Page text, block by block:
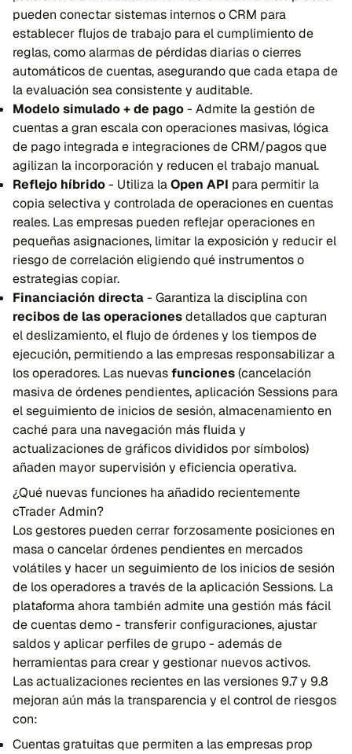
pueden conectar sistemas internos o CRM para
establecer flujos de trabajo para el cumplimiento de
reglas, como alarmas de pérdidas diarias o cierres
automáticos de cuentas, asegurando que cada etapa de
la evaluación sea consistente y auditable.
Modelo simulado + de pago- Admite la gestión de
cuentas a gran escala con operaciones masivas, lógica
de pago integrada e integraciones de CRM/pagos que
agilizan la incorporación y reducen el trabajo manual.
Reflejo híbrido- Utiliza laOpen API para permitir la
copia selectiva y controlada de operaciones en cuentas
reales. Las empresas pueden reflejar operaciones en
pequeñas asignaciones, limitar la exposición y reducir el
riesgo de correlación eligiendo qué instrumentos o
estrategias copiar.
Financiación directa- Garantiza la disciplina con
recibos de las operacionesdetallados que capturan
el deslizamiento, el flujo de órdenes y los tiempos de
ejecución, permitiendo a las empresas responsabilizar a
los operadores. Las nuevasfunciones(cancelación
masiva de órdenes pendientes, aplicación Sessions para
el seguimiento de inicios de sesión, almacenamiento en
caché para una navegación más fluida y
actualizaciones de gráficos divididos por símbolos)
añaden mayor supervisión y eficiencia operativa.
¿Qué nuevas funciones ha añadido recientemente
cTrader Admin?
Los gestores pueden cerrar forzosamente posiciones en
masa o cancelar órdenes pendientes en mercados
volátiles y hacer un seguimiento de los inicios de sesión
de los operadores a través de la aplicación Sessions. La
plataforma ahora también admite una gestión más fácil
de cuentas demo - transferir configuraciones, ajustar
saldos y aplicar perfiles de grupo - además de
herramientas para crear y gestionar nuevos activos.
Las actualizaciones recientes en las versiones 9.7 y 9.8
mejoran aún más la transparencia y el control de riesgos
con:
Cuentas gratuitas que permiten a las empresas prop